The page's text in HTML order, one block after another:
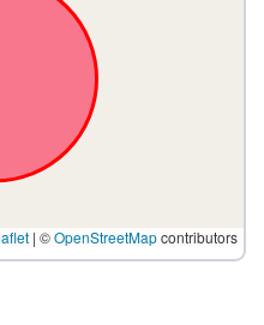
| ©OpenStreetMapcontributors